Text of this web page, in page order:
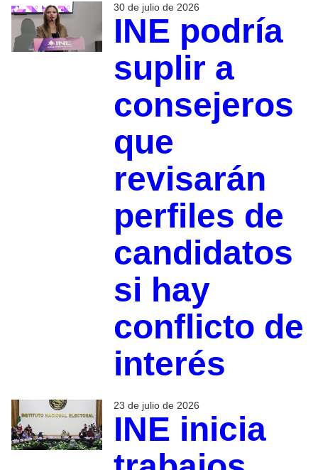
30 de julio de 2026
INE podría
suplir a
consejeros
que
revisarán
perfiles de
candidatos
si hay
conflicto de
interés
23 de julio de 2026
INE inicia